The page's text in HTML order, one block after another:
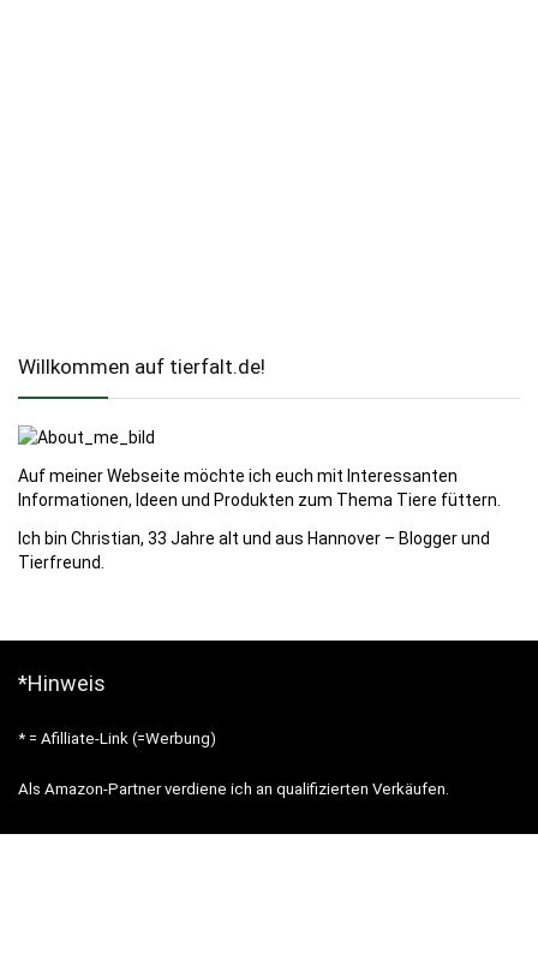
Willkommen auf tierfalt.de!
Auf meiner Webseite möchte ich euch mit Interessanten
Informationen, Ideen und Produkten zum Thema Tiere füttern.
Ich bin Christian, 33 Jahre alt und aus Hannover – Blogger und
Tierfreund.
*Hinweis
* = Afilliate-Link (=Werbung)
Als Amazon-Partner verdiene ich an qualifizierten Verkäufen.